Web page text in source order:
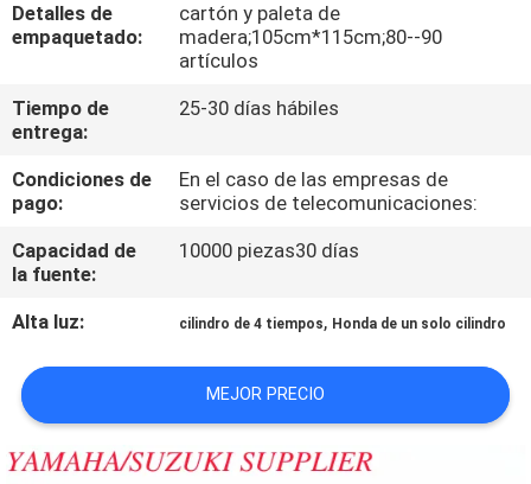
CALIDAD
ÉNTRENOS
EN
CONTACTO
NOTICIAS
PIDA
UNA
CITA
Detalles de
empaquetado:
cartón y paleta de
madera;105cm*115cm;80--90
artículos
Tiempo de
entrega:
25-30 días hábiles
Condiciones de
pago:
En el caso de las empresas de
servicios de telecomunicaciones:
Capacidad de
la fuente:
10000 piezas30 días
Alta luz: cilindro de 4 tiempos, Honda de un solo cilindro
MEJOR PRECIO